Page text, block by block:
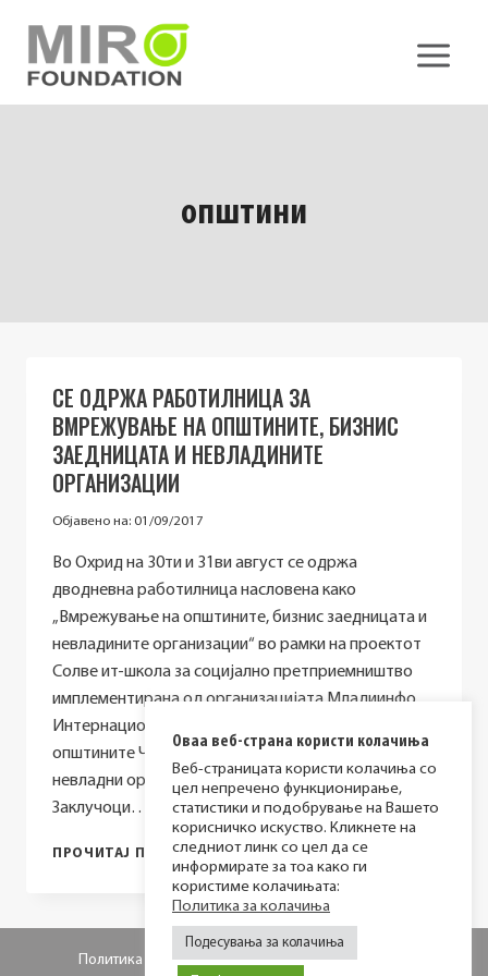
content
општини
СЕ ОДРЖА РАБОТИЛНИЦА ЗА
ВМРЕЖУВАЊЕ НА ОПШТИНИТЕ, БИЗНИС
ЗАЕДНИЦАТА И НЕВЛАДИНИТЕ
ОРГАНИЗАЦИИ
Објавено на: 01/09/2017
Во Охрид на 30ти и 31ви август се одржа
дводневна работилница насловена како
„Вмрежување на општините, бизнис заедницата и
невладините организации“ во рамки на проектот
Солве ит-школа за социјално претприемништво
имплементирана од организацијата Младиинфо
Интернационал На средбата учествуваа
општините Чаир, Центар, бизнис компании и
невладни организации од истоимените општини.
Заклучоци…
ПРОЧИТАЈ ПОВЕЌЕСЕ
ОДРЖА
РАБОТИЛНИЦА
ЗА
ВМРЕЖУВАЊЕ
НА
Политика за приватност Политика за колачиња
Оваа веб-страна користи колачиња
Веб-страницата користи колачиња со
цел непречено функционирање,
статистики и подобрување на Вашето
корисничко искуство. Кликнете на
следниот линк со цел да се
информирате за тоа како ги
користиме колачињата:
Политика за колачиња
Подесувања за колачиња